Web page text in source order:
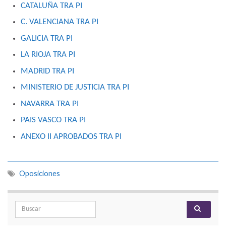
CATALUÑA TRA PI
C. VALENCIANA TRA PI
GALICIA TRA PI
LA RIOJA TRA PI
MADRID TRA PI
MINISTERIO DE JUSTICIA TRA PI
NAVARRA TRA PI
PAIS VASCO TRA PI
ANEXO II APROBADOS TRA PI
Oposiciones
Search for: